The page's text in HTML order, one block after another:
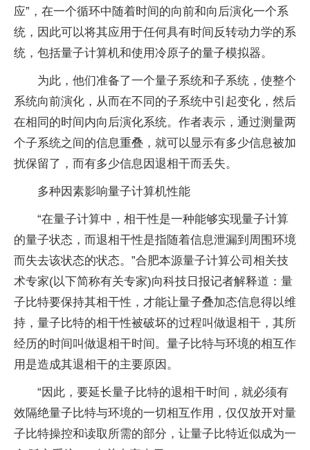
应”，在一个循环中随着时间的向前和向后演化一个系
统，因此可以将其应用于任何具有时间反转动力学的系
统，包括量子计算机和使用冷原子的量子模拟器。
为此，他们准备了一个量子系统和子系统，使整个
系统向前演化，从而在不同的子系统中引起变化，然后
在相同的时间内向后演化系统。作者表示，通过测量两
个子系统之间的信息重叠，就可以显示有多少信息被加
扰保留了，而有多少信息因退相干而丢失。
多种因素影响量子计算机性能
“在量子计算中，相干性是一种能够实现量子计算
的量子状态，而退相干性是指随着信息泄漏到周围环境
而失去该状态的状态。”合肥本源量子计算公司相关技
术专家(以下简称有关专家)向科技日报记者解释道： 量
子比特要保持其相干性 ，才能让量子叠加态信息得以维
持， 量子比特的相干性被破坏的过程叫做退相干，其所
经历的时间叫做退相干时间。 量子比特与环境的相互作
用是造成其退相干的主要原因。
“因此，要延长量子比特的退相干时间，就必须有
效隔绝量子比特与环境的一切相互作用，仅仅放开对量
子比特操控和读取所需的部分，让量子比特近似成为一